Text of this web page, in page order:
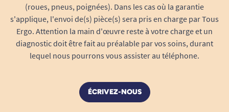
en déplacement
Résistance certifiée jusqu’à70 kgselon
modèle, compatible avec la majorité des
utilisateurs
Idéale pour salle de bain, douche,
de glissade
Solution parfaite pour la location, les
(roues, pneus, poignées). Dans les cas où la garantie
s'applique, l'envoi de(s) pièce(s) sera pris en charge par Tous
Ergo. Attention la main d'œuvre reste à votre charge et un
diagnostic doit être fait au préalable par vos soins, durant
lequel nous pourrons vous assister au téléphone.
ÉCRIVEZ-NOUS